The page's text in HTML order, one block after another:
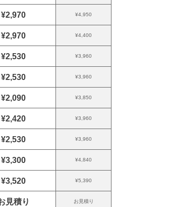
¥2,970 ¥4,950
¥2,970 ¥4,400
¥2,530 ¥3,960
¥2,530 ¥3,960
¥2,090 ¥3,850
¥2,420 ¥3,960
¥2,530 ¥3,960
¥3,300 ¥4,840
¥3,520 ¥5,390
見積り お見積り